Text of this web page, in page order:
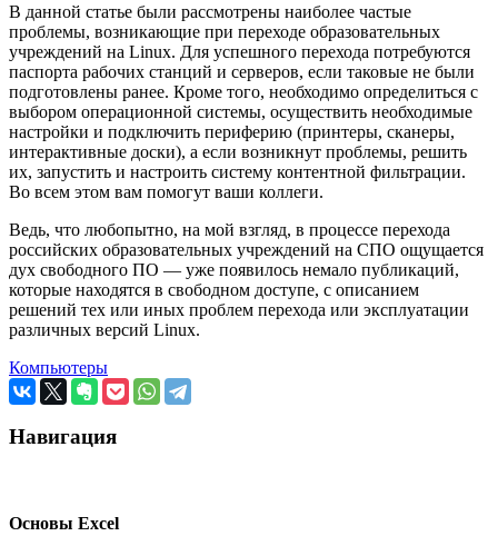
В данной статье были рассмотрены наиболее частые
проблемы, возникающие при переходе образовательных
учреждений на Linux. Для успешного перехода потребуются
паспорта рабочих станций и серверов, если таковые не были
подготовлены ранее. Кроме того, необходимо определиться с
выбором операционной системы, осуществить необходимые
настройки и подключить периферию (принтеры, сканеры,
интерактивные доски), а если возникнут проблемы, решить
их, запустить и настроить систему контентной фильтрации.
Во всем этом вам помогут ваши коллеги.
Ведь, что любопытно, на мой взгляд, в процессе перехода
российских образовательных учреждений на СПО ощущается
дух свободного ПО — уже появилось немало публикаций,
которые находятся в свободном доступе, с описанием
решений тех или иных проблем перехода или эксплуатации
различных версий Linux.
Компьютеры
Навигация
Основы Excel